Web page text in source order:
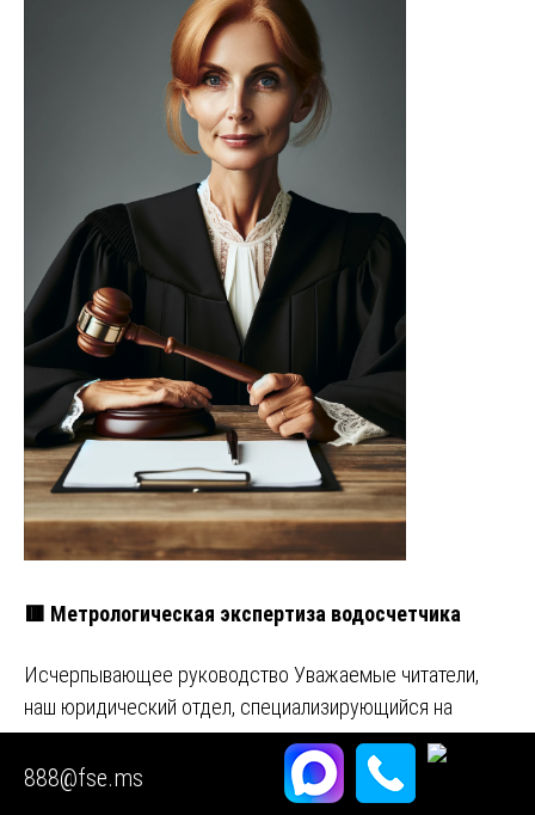
🟥 Метрологическая экспертиза водосчетчика
Исчерпывающее руководство Уважаемые читатели,
наш юридический отдел, специализирующийся на
сложных земельно-правовых воп…
Задавайте любые вопросы
888@fse.ms